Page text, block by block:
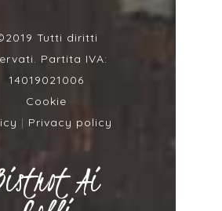
Tutti diritti
Partita IVA:
14019021006
Cookie
| Privacy policy
Ai